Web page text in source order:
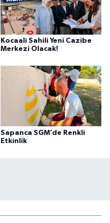
Kocaali Sahili Yeni Cazibe
Merkezi Olacak!
Sapanca SGM’de Renkli
Etkinlik